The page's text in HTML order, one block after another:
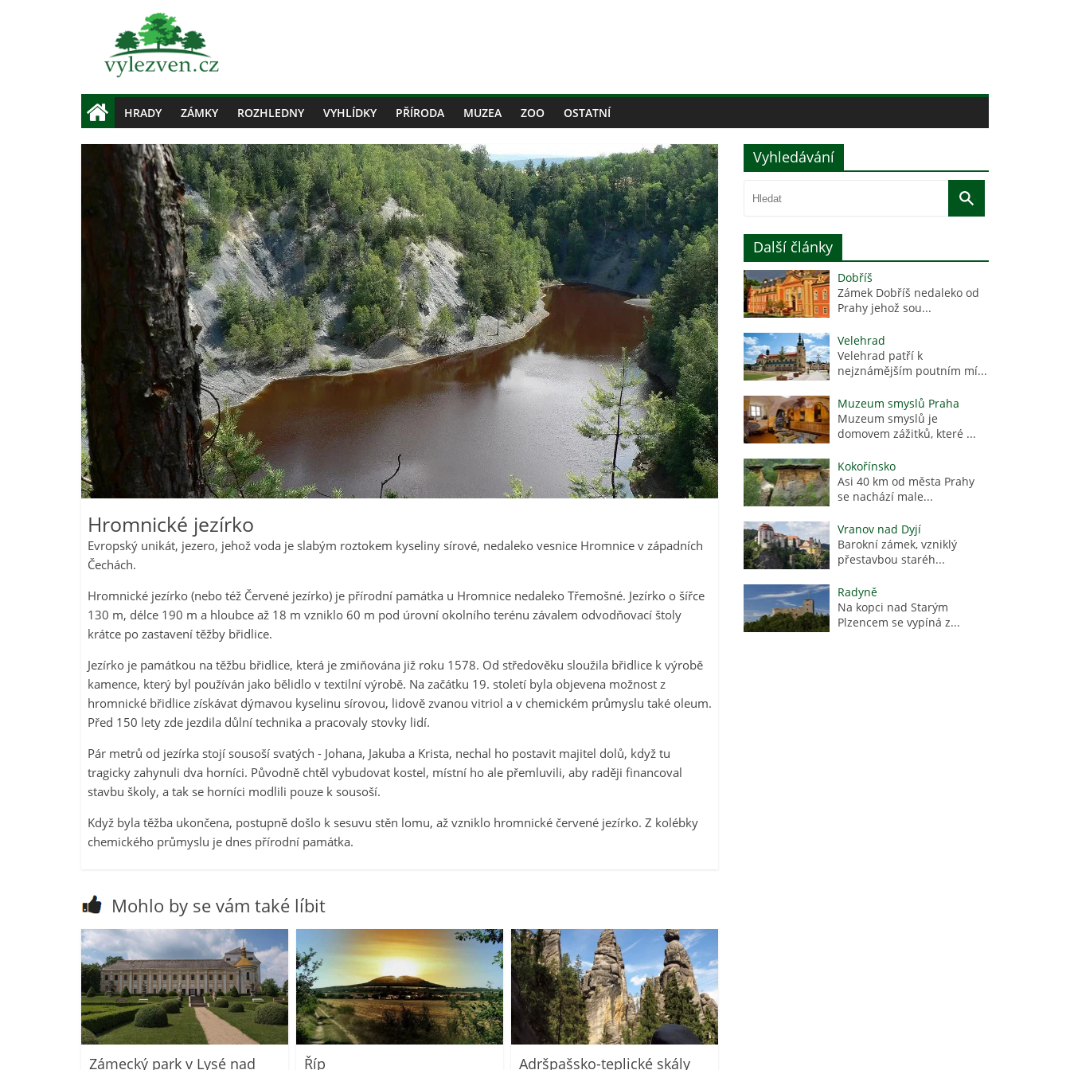
HRADY ZÁMKY ROZHLEDNY VYHLÍDKY PŘÍRODA MUZEA ZOO OSTATNÍ
Hromnické jezírko
Evropský unikát, jezero, jehož voda je slabým roztokem kyseliny sírové, nedaleko vesnice Hromnice v západních
Čechách.
Hromnické jezírko (nebo též Červené jezírko) je přírodní památka u Hromnice nedaleko Třemošné. Jezírko o šířce
130 m, délce 190 m a hloubce až 18 m vzniklo 60 m pod úrovní okolního terénu závalem odvodňovací štoly
krátce po zastavení těžby břidlice.
Jezírko je památkou na těžbu břidlice, která je zmiňována již roku 1578. Od středověku sloužila břidlice k výrobě
kamence, který byl používán jako bělidlo v textilní výrobě. Na začátku 19. století byla objevena možnost z
hromnické břidlice získávat dýmavou kyselinu sírovou, lidově zvanou vitriol a v chemickém průmyslu také oleum.
Před 150 lety zde jezdila důlní technika a pracovaly stovky lidí.
Pár metrů od jezírka stojí sousoší svatých - Johana, Jakuba a Krista, nechal ho postavit majitel dolů, když tu
tragicky zahynuli dva horníci. Původně chtěl vybudovat kostel, místní ho ale přemluvili, aby raději financoval
stavbu školy, a tak se horníci modlili pouze k sousoší.
Když byla těžba ukončena, postupně došlo k sesuvu stěn lomu, až vzniklo hromnické červené jezírko. Z kolébky
chemického průmyslu je dnes přírodní památka.
Mohlo by se vám také líbit
Zámecký park v Lysé nad Říp Adršpašsko-teplické skály
Vyhledávání
Další články
Dobříš
Zámek Dobříš nedaleko od
Prahy jehož sou...
Velehrad
Velehrad patří k
nejznámějším poutním mí...
Muzeum smyslů Praha
Muzeum smyslů je
domovem zážitků, které ...
Kokořínsko
Asi 40 km od města Prahy
se nachází male...
Vranov nad Dyjí
Barokní zámek, vzniklý
přestavbou staréh...
Radyně
Na kopci nad Starým
Plzencem se vypíná z...